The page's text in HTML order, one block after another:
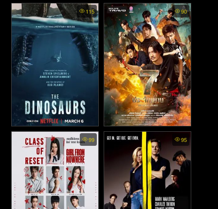
Journey to China The
Mystery of Iron Mask -
อภินิหารมังกรฟัดโลก (2019)
BAKI DOU The Invincible
Samurai พากย์ไทย - บากิ จอม
ระห่ำ: ซามูไรไร้เทียมทาน
(2026)
115
The Dinosaurs พากย์ไทย -
ไดโนเสาร์ กำเนิดและดับสูญ
(2026)
90
The Seven Legends พากย์
ไทย - 7 ประจัญบาน (2026)
99 95